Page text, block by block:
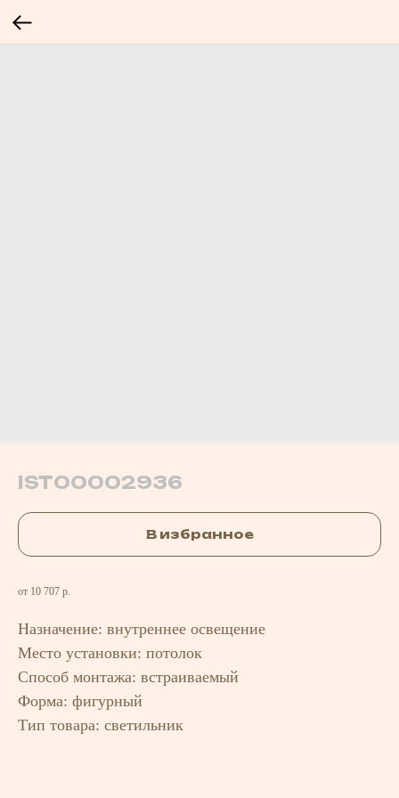
IST00002936
В избранное
от 10 707 р.
Назначение: внутреннее освещение
Место установки: потолок
Способ монтажа: встраиваемый
Форма: фигурный
Тип товара: светильник